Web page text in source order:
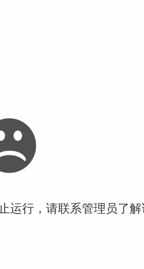
运行，请联系管理员了